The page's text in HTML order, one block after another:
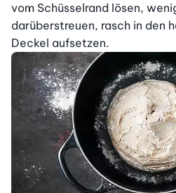
vom Schüsselrand lösen,
darüberstreuen, rasch in den
Deckel aufsetzen.